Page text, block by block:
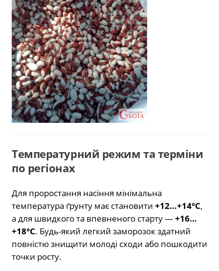
Температурний режим та терміни
по регіонах
Для проростання насіння мінімальна
температура ґрунту має становити +12…+14°C,
а для швидкого та впевненого старту —+16…
+18°C. Будь-який легкий заморозок здатний
повністю знищити молоді сходи або пошкодити
точки росту.